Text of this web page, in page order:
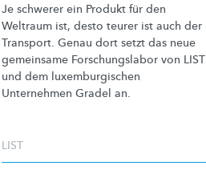
Je schwerer ein Produkt für den
Weltraum ist, desto teurer ist auch der
Transport. Genau dort setzt das neue
gemeinsame Forschungslabor von LIST
und dem luxemburgischen
Unternehmen Gradel an.
LIST